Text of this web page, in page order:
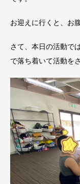
お迎えに行くと、お
さて、本日の活動で
で落ち着いて活動を